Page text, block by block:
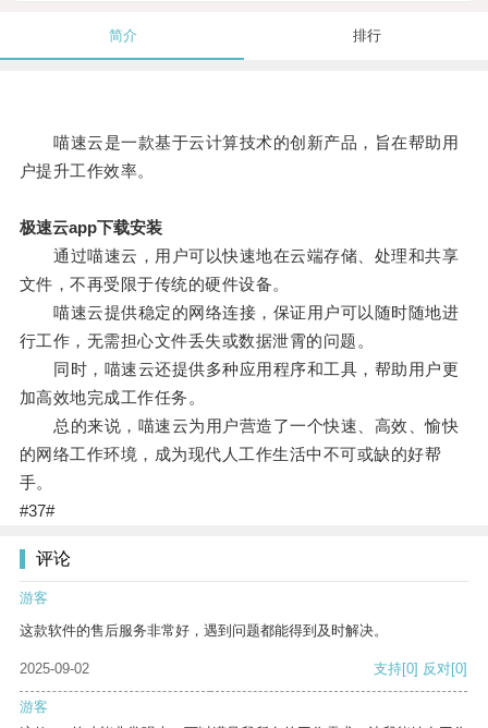
简介 排行
喵速云是一款基于云计算技术的创新产品，旨在帮助用
户提升工作效率。
极速云app下载安装
通过喵速云，用户可以快速地在云端存储、处理和共享
文件，不再受限于传统的硬件设备。
喵速云提供稳定的网络连接，保证用户可以随时随地进
行工作，无需担心文件丢失或数据泄霄的问题。
同时，喵速云还提供多种应用程序和工具，帮助用户更
加高效地完成工作任务。
总的来说，喵速云为用户营造了一个快速、高效、愉快
的网络工作环境，成为现代人工作生活中不可或缺的好帮
手。
#37#
评论
游客
这款软件的售后服务非常好，遇到问题都能得到及时解决。
2025-09-02 支持[0] 反对[0]
游客